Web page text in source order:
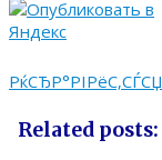
РќСЂР°РІРёС‚СЃСЏ
Related posts: